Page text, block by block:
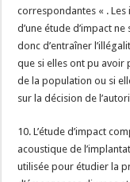
correspondantes « .
d’une étude d’impact
donc d’entraîner
que si elles ont pu avoir
de la population ou si
sur la décision de
10. L’étude d’impact
acoustique de
utilisée pour étudier la